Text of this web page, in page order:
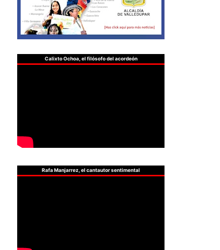
Calixto Ochoa, el filósofo del acordeón
Rafa Manjarrez, el cantautor sentimental